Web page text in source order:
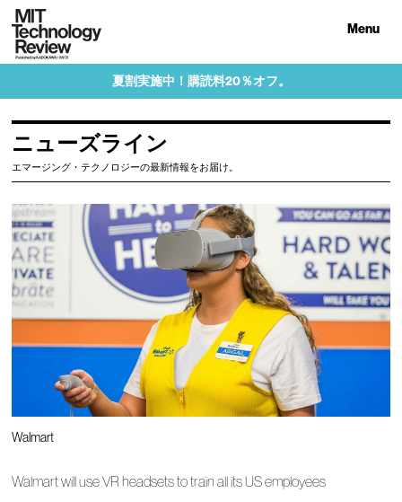
Menu
夏割実施中！購読料20％オフ。
ニューズライン
エマージング・テクノロジーの最新情報をお届け。
Walmart
Walmart will use VR headsets to train all its US employees